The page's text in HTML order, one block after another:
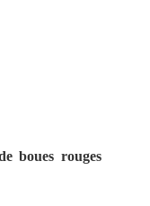
boues rouges